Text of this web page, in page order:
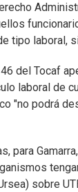
tipo laboral,
del Tocaf
laboral de
"no podrá
para
sobre